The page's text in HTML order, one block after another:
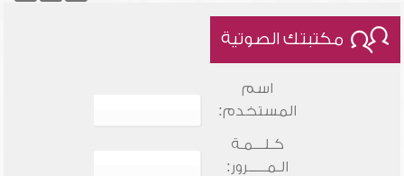
مكتبتك الصوتية
اسم
المستخدم:
كـلـــمـة
الـمـــــرور: